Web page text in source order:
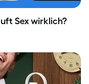
Sex wirklich?